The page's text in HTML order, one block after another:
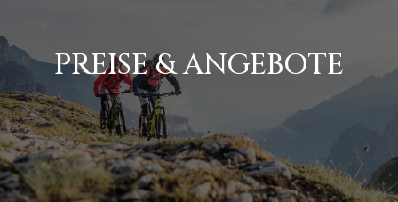
PREISE & ANGEBOTE